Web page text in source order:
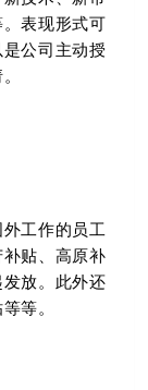
。表现形式可
公司主动授
工作的员工
补贴、高原补
放。此外还
等。